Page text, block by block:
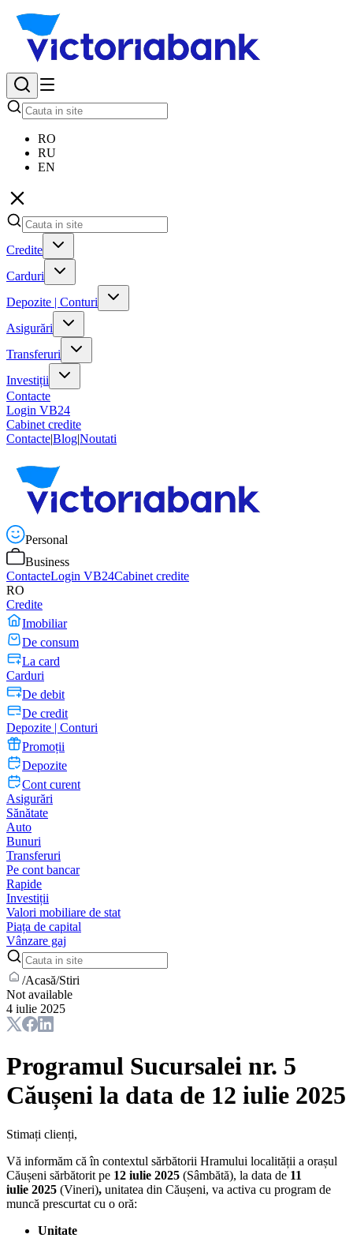
RO
RU
EN
Credite
Carduri
Depozite | Conturi
Asigurări
Transferuri
Investiții
Contacte
Login VB24
Cabinet credite
Contacte|Blog|Noutati
Personal
Business
ContacteLogin VB24Cabinet credite
RO
Credite
Imobiliar
De consum
La card
Carduri
De debit
De credit
Depozite | Conturi
Promoții
Depozite
Cont curent
Asigurări
Sănătate
Auto
Bunuri
Transferuri
Pe cont bancar
Rapide
Investiții
Valori mobiliare de stat
Piața de capital
Vânzare gaj
/Acasă/Stiri
Not available
4 iulie 2025
Programul Sucursalei nr. 5
Căușeni la data de 12 iulie 2025
Stimați clienți,
Vă informăm că în contextul sărbătorii Hramului localității a orașul
Căușeni sărbătorit pe 12 iulie 2025 (Sâmbătă), la data de 11
iulie 2025 (Vineri), unitatea din Căușeni, va activa cu program de
muncă prescurtat cu o oră:
Unitate